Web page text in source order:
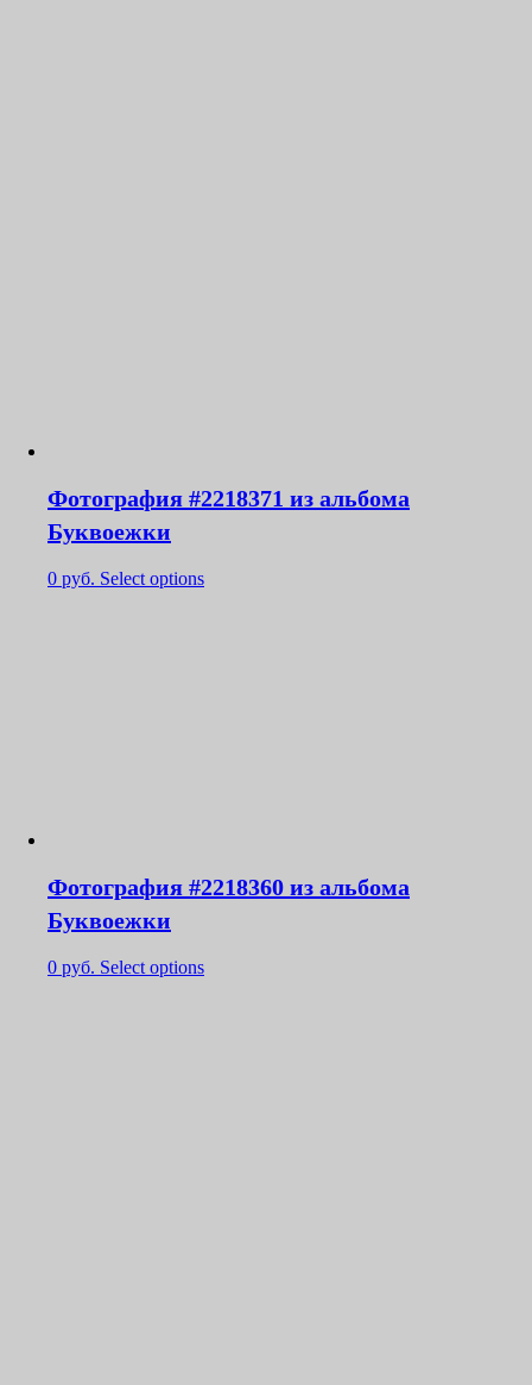
Фотография #2218371 из альбома
Буквоежки
0 руб. Select options
Фотография #2218360 из альбома
Буквоежки
0 руб. Select options